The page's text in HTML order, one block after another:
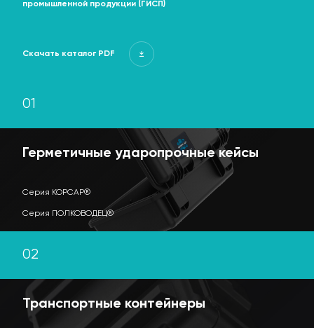
Лицензии и сертификаты
Пресс-центр
Применение
промышленной продукции (ГИСП)
Скачать каталог PDF
01
Герметичные ударопрочные кейсы
Серия КОРСАР®
Серия ПОЛКОВОДЕЦ®
02
Транспортные контейнеры